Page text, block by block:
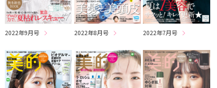
2022年9月号 2022年8月号 2022年7月号